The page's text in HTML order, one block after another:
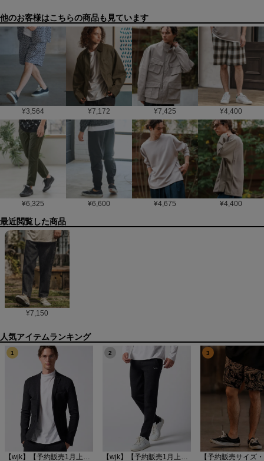
他のお客様はこちらの商品も見ています
¥3,564 ¥7,172 ¥7,425 ¥4,400
¥6,325 ¥6,600 ¥4,675 ¥4,400
最近閲覧した商品
¥7,150
1
【wjk】【予約販売1月上旬～中旬入荷】function knit jacket(jacquard check) ニットジャケット(207 mw08j)
2
【wjk】【予約販売1月上旬～中旬入荷】function knit easy slacks(jacquard check) ニットイージーパンツ(504 mw08j)
3